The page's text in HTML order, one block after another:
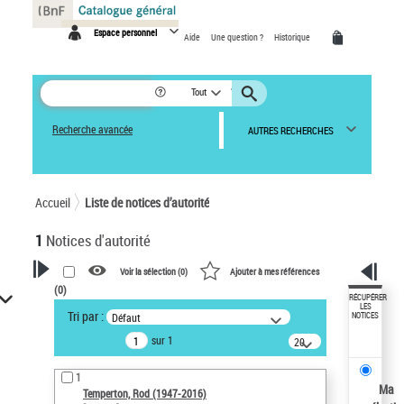
Espace personnel Aide Une question ? Historique
Tout
Recherche avancée AUTRES RECHERCHES
Accueil Liste de notices d’autorité
1 Notices d'autorité
VOTRE RECHERCHE
Recherche avancée dans les
notices d’autorité
Œuvres liées à l'auteur :
Temperton, Rod (1947-2016)
Voir la sélection (0) Ajouter à mes références
(0)
Tri par : Défaut
sur 1
20
résultats/page
1
Temperton, Rod (1947-2016)
RÉCUPÉRER
LES
NOTICES
Ma
Panneau de gestion des cookies